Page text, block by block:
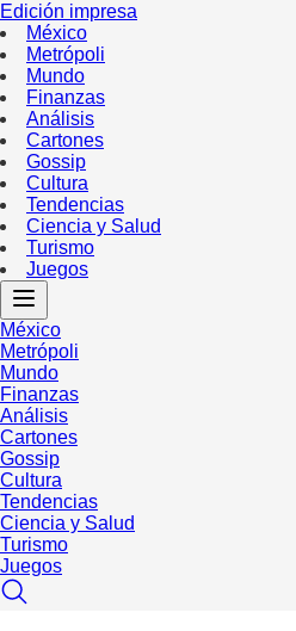
Edición impresa
México
Metrópoli
Mundo
Finanzas
Análisis
Cartones
Gossip
Cultura
Tendencias
Ciencia y Salud
Turismo
Juegos
México
Metrópoli
Mundo
Finanzas
Análisis
Cartones
Gossip
Cultura
Tendencias
Ciencia y Salud
Turismo
Juegos